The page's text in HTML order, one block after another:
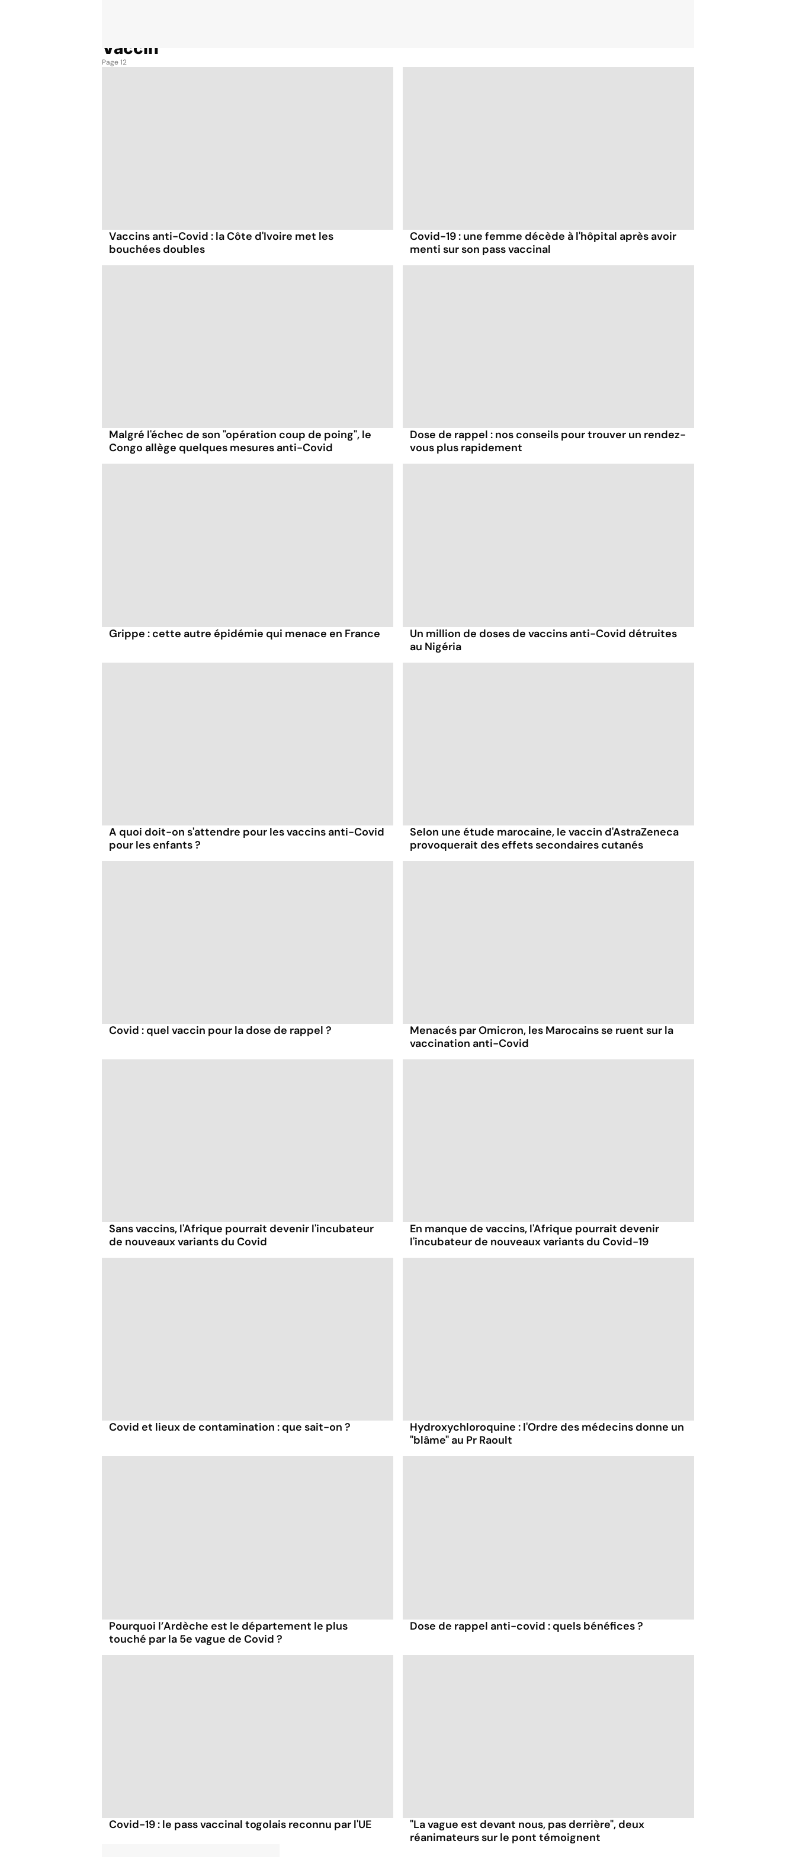
Vaccin
Page 12
Vaccins anti-Covid : la Côte d'Ivoire met les
bouchées doubles
Covid-19 : une femme décède à l'hôpital après avoir
menti sur son pass vaccinal
Malgré l'échec de son "opération coup de poing", le
Congo allège quelques mesures anti-Covid
Dose de rappel : nos conseils pour trouver un rendez-
vous plus rapidement
Grippe : cette autre épidémie qui menace en France
Un million de doses de vaccins anti-Covid détruites
au Nigéria
A quoi doit-on s'attendre pour les vaccins anti-Covid
pour les enfants ?
Selon une étude marocaine, le vaccin d'AstraZeneca
provoquerait des effets secondaires cutanés
Covid : quel vaccin pour la dose de rappel ?
Menacés par Omicron, les Marocains se ruent sur la
vaccination anti-Covid
Sans vaccins, l'Afrique pourrait devenir l'incubateur
de nouveaux variants du Covid
En manque de vaccins, l'Afrique pourrait devenir
l'incubateur de nouveaux variants du Covid-19
Covid et lieux de contamination : que sait-on ?
Hydroxychloroquine : l'Ordre des médecins donne un
"blâme" au Pr Raoult
Pourquoi l’Ardèche est le département le plus
touché par la 5e vague de Covid ?
Dose de rappel anti-covid : quels bénéfices ?
Covid-19 : le pass vaccinal togolais reconnu par l'UE
"La vague est devant nous, pas derrière", deux
réanimateurs sur le pont témoignent